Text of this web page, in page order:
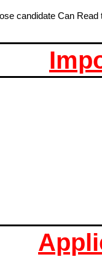
candidate Can Read